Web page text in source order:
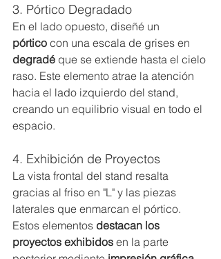
3. Pórtico Degradado
En el lado opuesto, diseñé un
pórtico con una escala de grises en
degradé que se extiende hasta el cielo
raso. Este elemento atrae la atención
hacia el lado izquierdo del stand,
creando un equilibrio visual en todo el
espacio.
4. Exhibición de Proyectos
La vista frontal del stand resalta
gracias al friso en "L" y las piezas
laterales que enmarcan el pórtico.
Estos elementos destacan los
proyectos exhibidos en la parte